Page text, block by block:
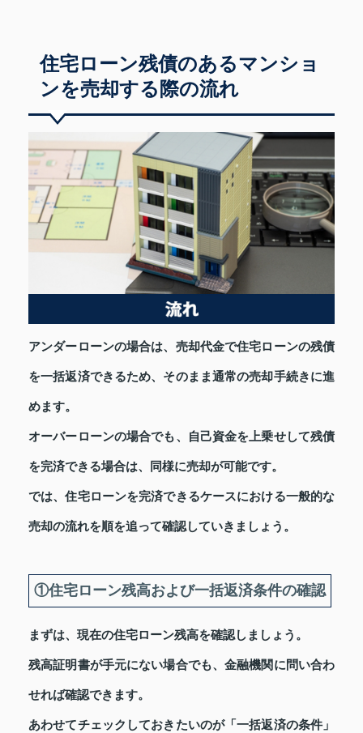
住宅ローン残債のあるマンショ
ンを売却する際の流れ
アンダーローンの場合は、売却代金で住宅ローンの残債
を一括返済できるため、そのまま通常の売却手続きに進
めます。
オーバーローンの場合でも、自己資金を上乗せして残債
を完済できる場合は、同様に売却が可能です。
では、住宅ローンを完済できるケースにおける一般的な
売却の流れを順を追って確認していきましょう。
①住宅ローン残高および一括返済条件の確認
まずは、現在の住宅ローン残高を確認しましょう。
残高証明書が手元にない場合でも、金融機関に問い合わ
せれば確認できます。
あわせてチェックしておきたいのが「一括返済の条件」